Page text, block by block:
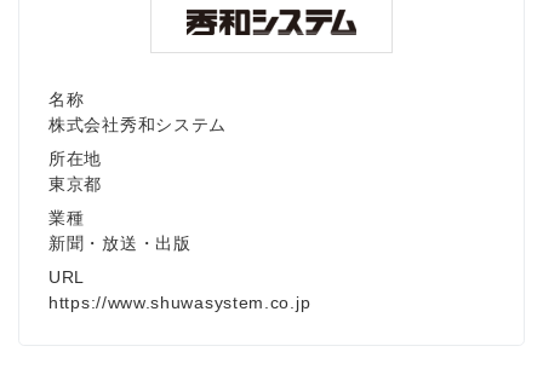
名称
株式会社秀和システム
所在地
東京都
業種
新聞・放送・出版
URL
https://www.shuwasystem.co.jp